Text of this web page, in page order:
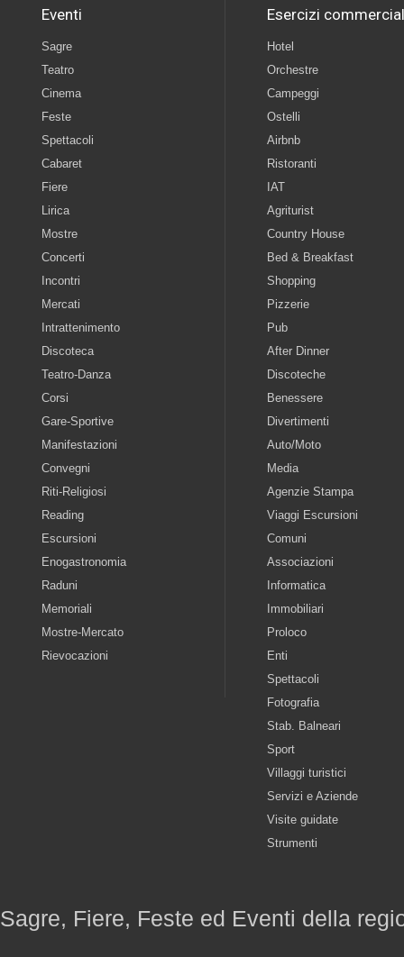
Eventi
Sagre
Teatro
Cinema
Feste
Spettacoli
Cabaret
Fiere
Lirica
Mostre
Concerti
Incontri
Mercati
Intrattenimento
Discoteca
Teatro-Danza
Corsi
Gare-Sportive
Manifestazioni
Convegni
Riti-Religiosi
Reading
Escursioni
Enogastronomia
Raduni
Memoriali
Mostre-Mercato
Rievocazioni
Esercizi
Hotel
Orchestre
Campeggi
Ostelli
Airbnb
Ristoranti
IAT
Agriturist
Country House
Bed & Breakfast
Shopping
Pizzerie
Pub
After Dinner
Discoteche
Benessere
Divertimenti
Auto/Moto
Media
Agenzie Stampa
Viaggi Escursioni
Comuni
Associazioni
Informatica
Immobiliari
Proloco
Enti
Spettacoli
Fotografia
Stab. Balneari
Sport
Villaggi turistici
Servizi e Aziende
Visite guidate
Strumenti
Sagre, Fiere, Feste ed Eventi della